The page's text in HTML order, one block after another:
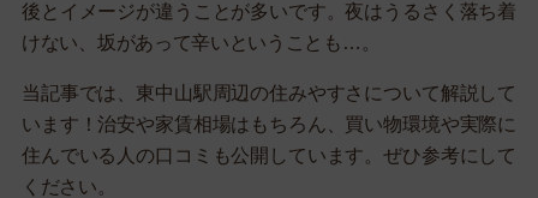
後とイメージが違うことが多いです。夜はうるさく落ち着
けない、坂があって辛いということも…。
当記事では、東中山駅周辺の住みやすさについて解説して
います！治安や家賃相場はもちろん、買い物環境や実際に
住んでいる人の口コミも公開しています。ぜひ参考にして
ください。